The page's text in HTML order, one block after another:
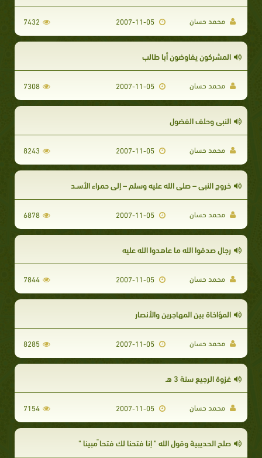
محمد حسان 7432
المشركون يفاوضون أبا طالب
محمد حسان 7308
النبي وحلف الفضول
محمد حسان 8243
خروج النبى – صلى الله عليه وسلم – إلى حمراء الأسـد
محمد حسان 6878
رجال صدقوا الله ما عاهدوا الله عليه
محمد حسان 7844
المؤاخاة بين المهاجرين والأنصار
محمد حسان 8285
غزوة الرجيع سنة 3 هـ
محمد حسان 7154
صلح الحديبية وقول الله " إنا فتحنا لك فتحا ًمبينا "